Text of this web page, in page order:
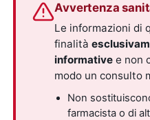
Avvertenza
Le informazioni di
finalità
informative e non
modo un consulto
Non
farmacista o di